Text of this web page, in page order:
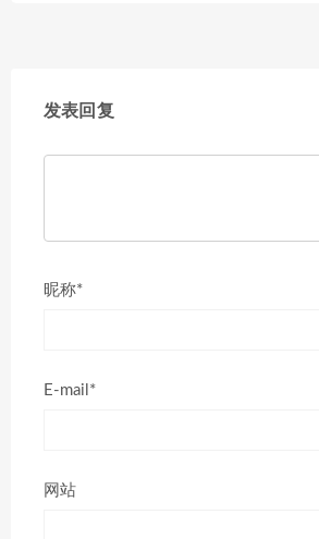
发表回复
昵称*
E-mail*
网站